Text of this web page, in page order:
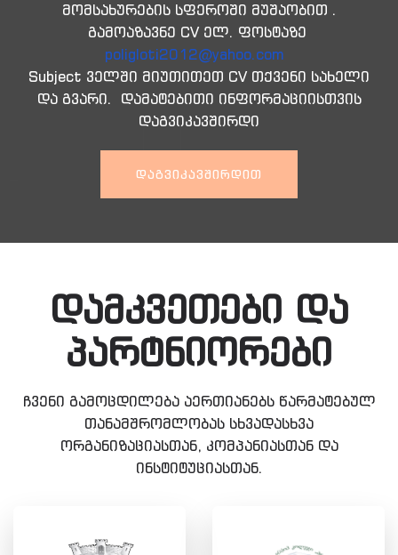
მომსახურების სფეროში მუშაობით .
გამოაზავნე CV ელ. ფოსტაზე
poligloti2012@yahoo.com
Subject ველში მიუთითეთ CV თქვენი სახელი
და გვარი. დამატებითი ინფორმაციისთვის
დაგვიკავშირდი
ᲓᲐᲒᲕᲘᲙᲐᲕᲨᲘᲠᲓᲘᲗ
დამკვეთები და
პარტნიორები
ჩვენი გამოცდილება აერთიანებს წარმატებულ
თანამშრომლობას სხვადასხვა
ორგანიზაციასთან, კომპანიასთან და
ინსტიტუციასთან.